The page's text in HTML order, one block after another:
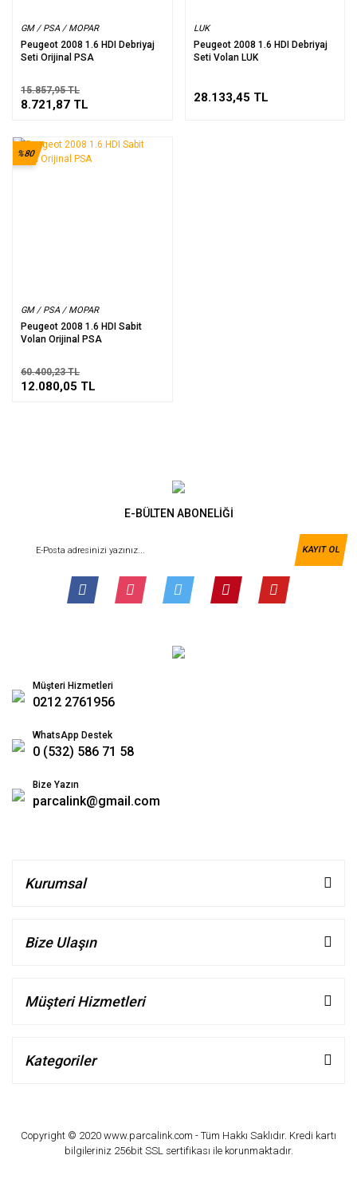
GM / PSA / MOPAR
Peugeot 2008 1.6 HDI Debriyaj
Seti Orijinal PSA
15.857,95 TL
8.721,87 TL
LUK
Peugeot 2008 1.6 HDI Debriyaj
Seti Volan LUK
28.133,45 TL
GM / PSA / MOPAR
Peugeot 2008 1.6 HDI Sabit
Volan Orijinal PSA
%80
60.400,23 TL
12.080,05 TL
E-BÜLTEN ABONELİĞİ
KAYIT OL
Müşteri Hizmetleri
0212 2761956
WhatsApp Destek
0 (532) 586 71 58
Bize Yazın
parcalink@gmail.com
Kurumsal
Bize Ulaşın
Müşteri Hizmetleri
Kategoriler
Copyright © 2020 www.parcalink.com - Tüm Hakkı Saklıdır. Kredi kartı
bilgileriniz 256bit SSL sertifikası ile korunmaktadır.